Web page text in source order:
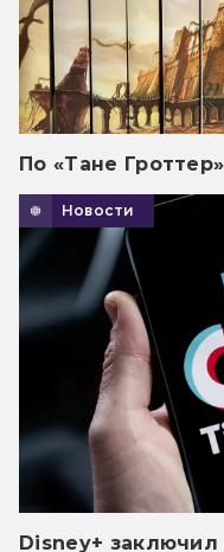
По «Тане
Новости
Disney+